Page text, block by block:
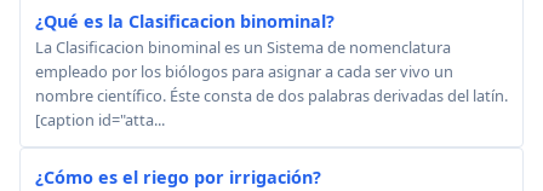
¿Qué es la Clasificacion binominal?
La Clasificacion binominal es un Sistema de nomenclatura
empleado por los biólogos para asignar a cada ser vivo un
nombre científico. Éste consta de dos palabras derivadas del latín.
[caption id="atta...
¿Cómo es el riego por irrigación?